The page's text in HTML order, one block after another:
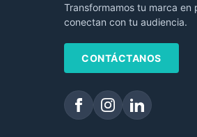
Transformamos tu marca en
conectan con tu audiencia.
CONTÁCTANOS